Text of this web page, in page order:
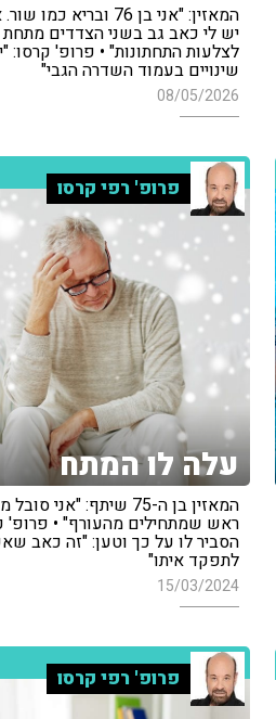
המאזין: "אני בן 76 ובריא
יש לי כאב גב בשני הצדדים מתחת
לצלעות התחתונות" • פרופ' קרסו:
שינויים בעמוד השדרה הגבי"
08/05/2026
פרופ' רפי קרסו
עלה לו המתח
המאזין בן ה-75 שיתף: "אני
ראש שמתחילים מהעורף" • פרופ'
הסביר לו על כך וטען: "זה כאב
לתפקד איתו"
15/03/2024
פרופ' רפי קרסו